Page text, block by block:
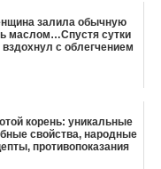
залила обычную
маслом…Спустя сутки
с облегчением
корень: уникальные
свойства, народные
противопоказания